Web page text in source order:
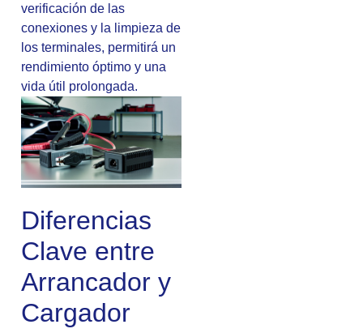
verificación de las
conexiones y la limpieza de
los terminales, permitirá un
rendimiento óptimo y una
vida útil prolongada.
Diferencias
Clave entre
Arrancador y
Cargador